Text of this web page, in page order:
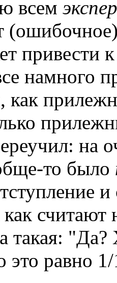
всем
привести
намного
как
на
то было
как
такая:
это равно